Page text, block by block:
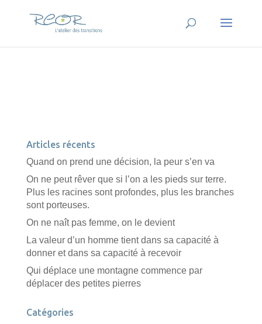
Articles récents
Quand on prend une décision, la peur s’en va
On ne peut rêver que si l’on a les pieds sur terre.
Plus les racines sont profondes, plus les branches
sont porteuses.
On ne naît pas femme, on le devient
La valeur d’un homme tient dans sa capacité à
donner et dans sa capacité à recevoir
Qui déplace une montagne commence par
déplacer des petites pierres
Catégories